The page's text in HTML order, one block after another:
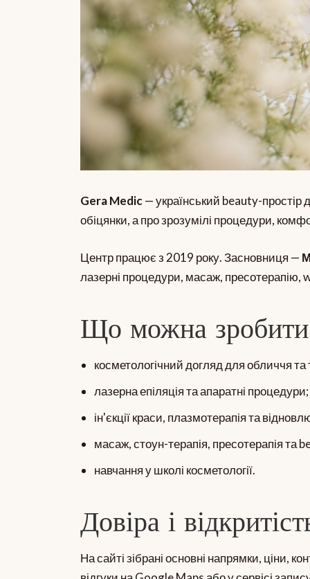
Gera Medic— український beauty-простір
обіцянки, а про зрозумілі процедури,
Центр працює з 2019 року. Засновниця —
лазерні процедури, масаж, пресотерапію,
Що можна
косметологічний догляд для обличчя та
лазерна епіляція та апаратні процедури;
ін'єкції краси, плазмотерапія та
масаж, стоун-терапія, пресотерапія та
навчання у школі косметології.
Довіра і
На сайті зібрані основні напрямки, ціни,